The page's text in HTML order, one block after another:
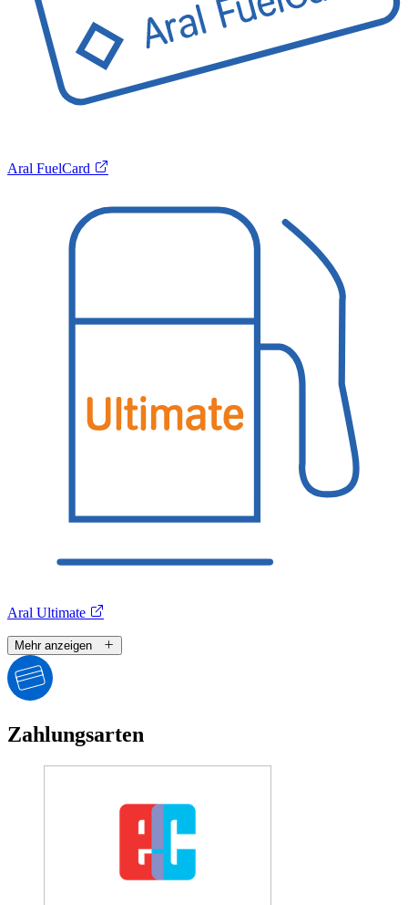
Aral FuelCard
Aral Ultimate
Mehr anzeigen
Zahlungsarten